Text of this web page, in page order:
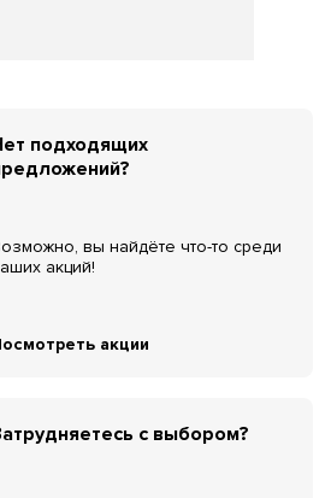
подходящих
вы найдёте что-то среди
акций!
акции
с выбором?